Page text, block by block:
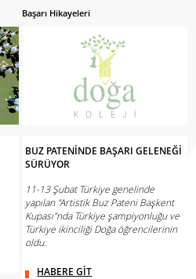
Başarı Hikayeleri
BUZ PATENİNDE BAŞARI GELENEĞİ
SÜRÜYOR
11-13 Şubat Türkiye genelinde
yapılan "Artistik Buz Pateni Başkent
Kupası"nda Türkiye şampiyonluğu ve
Türkiye ikinciliği Doğa öğrencilerinin
oldu.
HABERE GİT